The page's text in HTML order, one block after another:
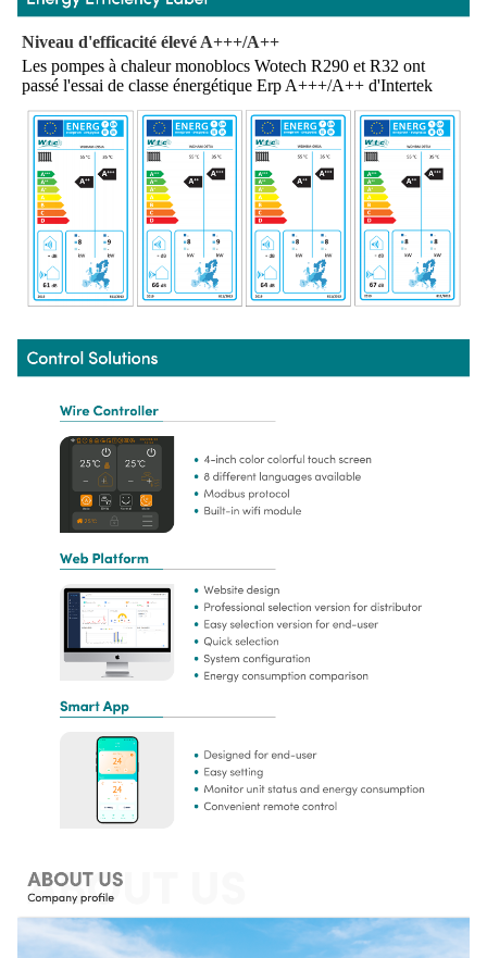
Niveau d'efficacité élevé A+++/A++
Les pompes à chaleur monoblocs Wotech R290 et R32 ont
passé l'essai de classe énergétique Erp A+++/A++ d'Intertek